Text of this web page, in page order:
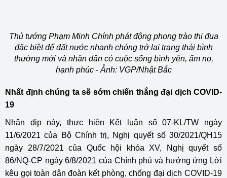
Thủ tướng Phạm Minh Chính phát động phong trào thi đua
đặc biệt để đất nước nhanh chóng trở lại trạng thái bình
thường mới và nhân dân có cuộc sống bình yên, ấm no,
hạnh phúc - Ảnh: VGP/Nhật Bắc
Nhất định chúng ta sẽ sớm chiến thắng đại dịch COVID-
19
Nhân dịp này, thực hiện Kết luận số 07-KL/TW ngày
11/6/2021 của Bộ Chính trị, Nghị quyết số 30/2021/QH15
ngày 28/7/2021 của Quốc hội khóa XV, Nghị quyết số
86/NQ-CP ngày 6/8/2021 của Chính phủ và hưởng ứng Lời
kêu gọi toàn dân đoàn kết phòng, chống đại dịch COVID-19